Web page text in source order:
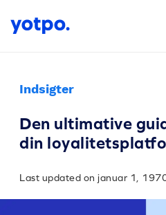
Indsigter
Den ultimative
din
Last updated on januar 1,